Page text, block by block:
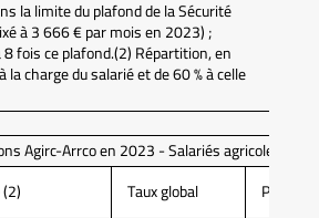
la limite du plafond de la Sécurité
à 3 666 € par mois en 2023) ;
fois ce plafond.(2) Répartition, en
la charge du salarié et de 60 % à celle
Agirc-Arrco en 2023 - Salariés agricoles (1)
Taux global
Part